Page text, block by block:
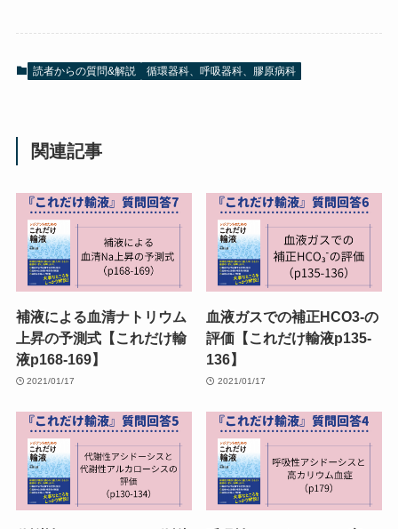
読者からの質問&解説 循環器科、呼吸器科、膠原病科
関連記事
補液による血清ナトリウム
上昇の予測式【これだけ輸
液p168-169】
2021/01/17
血液ガスでの補正HCO3-の
評価【これだけ輸液p135-
136】
2021/01/17